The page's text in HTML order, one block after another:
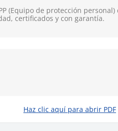
(Equipo de protección
certificados y con garantía.
Haz clic aquí para abrir PDF